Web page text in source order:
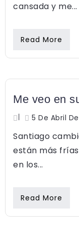
cansada y me...
Read More
Me veo en
5 De Abril
Santiago
están más
en los...
Read More